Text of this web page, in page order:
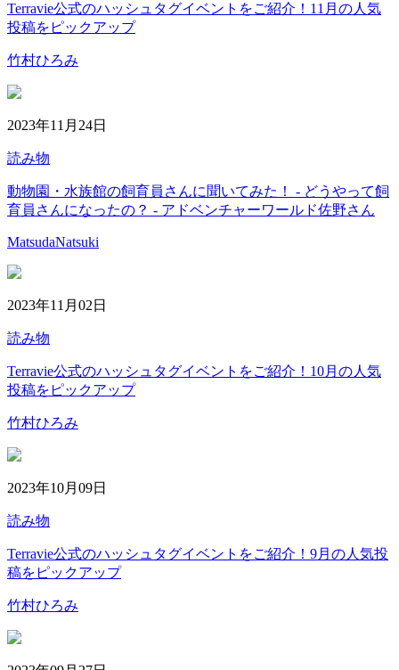
Terravie公式のハッシュタグイベントをご紹介！11月の人気
投稿をピックアップ
竹村ひろみ
2023年11月24日
読み物
動物園・水族館の飼育員さんに聞いてみた！ - どうやって飼
育員さんになったの？ - アドベンチャーワールド佐野さん
MatsudaNatsuki
2023年11月02日
読み物
Terravie公式のハッシュタグイベントをご紹介！10月の人気
投稿をピックアップ
竹村ひろみ
2023年10月09日
読み物
Terravie公式のハッシュタグイベントをご紹介！9月の人気投
稿をピックアップ
竹村ひろみ